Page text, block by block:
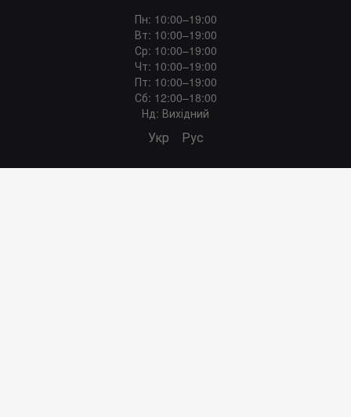
Пн: 10:00–19:00
Вт: 10:00–19:00
Ср: 10:00–19:00
Чт: 10:00–19:00
Пт: 10:00–19:00
Сб: 12:00–18:00
Нд: Вихідний
Укр Рус